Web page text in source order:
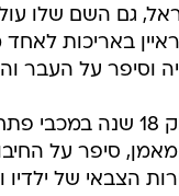
גם השם שלו
באריכות לאחד
וסיפר על העבר
מגמאדוב, ששיחק 18 שנה
סיפר על
הצבאי של